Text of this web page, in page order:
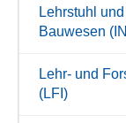
Lehrstuhl
Bauwesen
Lehr- und
(LFI)